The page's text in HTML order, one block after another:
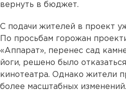
вернуть в бюджет.
С подачи жителей в проект
По просьбам горожан
«Аппарат», перенес сад
йоги, решено было
кинотеатра. Однако жители
более масштабных изменений.